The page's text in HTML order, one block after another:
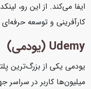
ایفا می‌کند. از این رو،
کارآفرینی و توسعه حرفه‌ای
Udemy (یودمی)
یودمی یکی از بزرگ‌ترین
میلیون‌ها کاربر در سراسر